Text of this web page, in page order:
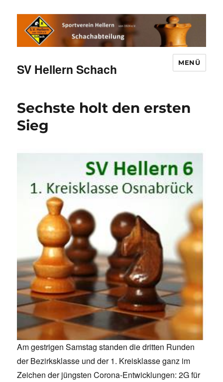
SV Hellern Schach MENÜ
Sechste holt den ersten
Sieg
Am gestrigen Samstag standen die dritten Runden
der Bezirksklasse und der 1. Kreisklasse ganz im
Zeichen der jüngsten Corona-Entwicklungen: 2G für